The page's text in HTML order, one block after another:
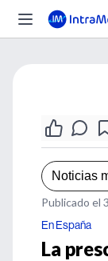
Noticias
Publicado el
En España
La